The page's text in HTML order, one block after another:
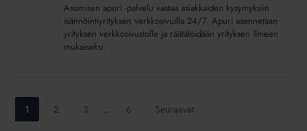
Asumisen apuri -palvelu vastaa asiakkaiden kysymyksiin
isännöintiyrityksen verkkosivuilla 24/7. Apuri asennetaan
yrityksen verkkosivustolle ja räätälöidään yrityksen ilmeen
mukaiseksi.
Siirry
sivulle:
1
Siirry
2
Siirry
3 …
Siirry
6 Seuraavat